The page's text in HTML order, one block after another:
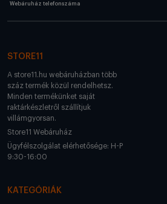
Webáruház telefonszáma
STORE11
A store11.hu webáruházban több
száz termék közül rendelhetsz.
Minden termékünket saját
raktárkészletről szállítjuk
villámgyorsan.
Store11 Webáruház
Ügyfélszolgálat elérhetősége: H-P
9:30-16:00
KATEGÓRIÁK